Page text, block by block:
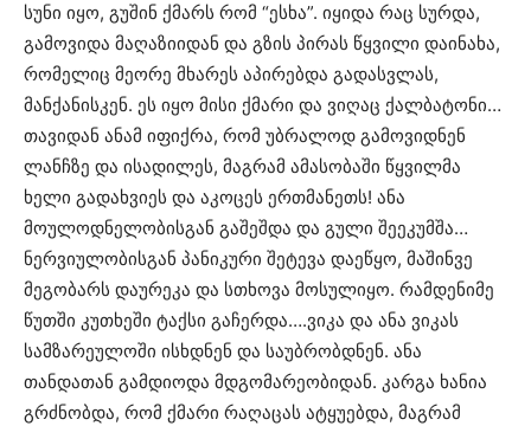
სუნი იყო, გუშინ ქმარს რომ “ესხა”. იყიდა რაც სურდა,
გამოვიდა მაღაზიიდან და გზის პირას წყვილი დაინახა,
რომელიც მეორე მხარეს აპირებდა გადასვლას,
მანქანისკენ. ეს იყო მისი ქმარი და ვიღაც ქალბატონი…
თავიდან ანამ იფიქრა, რომ უბრალოდ გამოვიდნენ
ლანჩზე და ისადილეს, მაგრამ ამასობაში წყვილმა
ხელი გადახვიეს და აკოცეს ერთმანეთს! ანა
მოულოდნელობისგან გაშეშდა და გული შეეკუმშა…
ნერვიულობისგან პანიკური შეტევა დაეწყო, მაშინვე
მეგობარს დაურეკა და სთხოვა მოსულიყო. რამდენიმე
წუთში კუთხეში ტაქსი გაჩერდა….ვიკა და ანა ვიკას
სამზარეულოში ისხდნენ და საუბრობდნენ. ანა
თანდათან გამდიოდა მდგომარეობიდან. კარგა ხანია
გრძნობდა, რომ ქმარი რაღაცას ატყუებდა, მაგრამ